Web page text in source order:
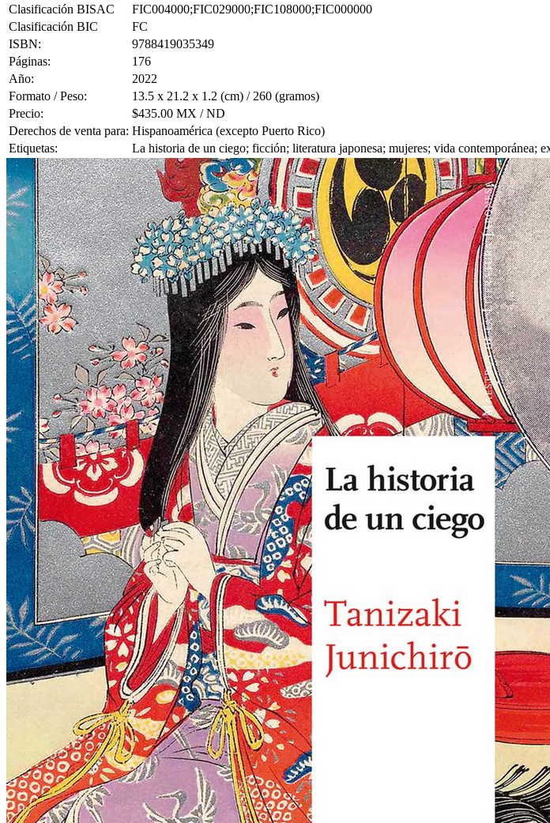
Clasificación BISAC
FIC004000;FIC029000;FIC108000;FIC000000
Clasificación BIC
FC
ISBN:
9788419035349
Páginas:
176
Año:
2022
Formato / Peso:
13.5 x 21.2 x 1.2 (cm) / 260 (gramos)
Precio:
$435.00 MX / ND
Derechos de venta para: Hispanoamérica (excepto Puerto Rico)
Etiquetas:
La historia de un ciego; ficción; literatura japonesa; mujeres; vida contemporánea;